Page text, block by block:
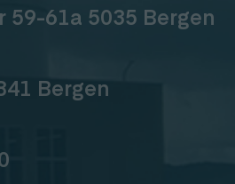
61a 5035 Bergen
Bergen